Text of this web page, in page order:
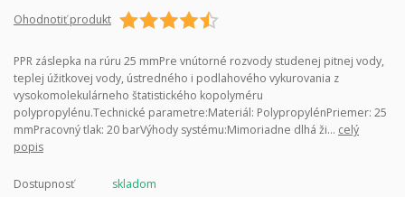
Ohodnotiť produkt
PPR záslepka na rúru 25 mmPre vnútorné rozvody studenej pitnej vody,
teplej úžitkovej vody, ústredného i podlahového vykurovania z
vysokomolekulárneho štatistického kopolyméru
polypropylénu.Technické parametre:Materiál: PolypropylénPriemer: 25
mmPracovný tlak: 20 barVýhody systému:Mimoriadne dlhá ži... celý
popis
Dostupnosť skladom